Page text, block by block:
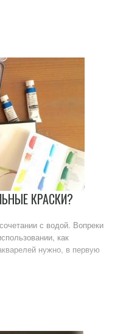
КРАСКИ?
с водой. Вопреки
как
нужно, в первую